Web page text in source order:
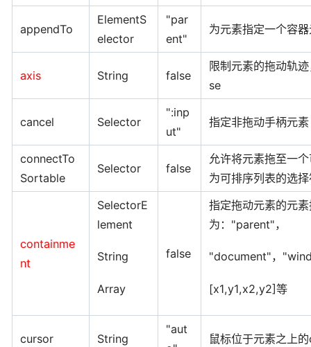
appendTo
ElementS
elector
"par
ent"
为元素指定一个容
axis String false
限制元素的拖动轨
se
cancel Selector
":inp
ut"
指定非拖动手柄元素
connectTo
Sortable
Selector false
允许将元素拖至一
为可排序列表的选
containme
nt
SelectorE
lement
String
Array
false
指定拖动元素的元
为："parent"，
"document"，
[x1,y1,x2,y2]等
cursor String
"aut
鼠标位于元素之上